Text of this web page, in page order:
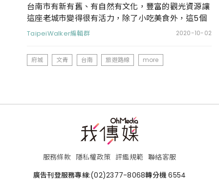
台南市有新有舊、有自然有文化，豐富的觀光資源讓
這座老城市變得很有活力，除了小吃美食外，這5個
景點也很推喔
TaipeiWalker編輯群 2020-10-02
府城 文青 台南 旅遊路線 more
服務條款 隱私權政策 評鑑規範 聯絡客服
廣告刊登服務專線:(02)2377-8068轉分機 6554